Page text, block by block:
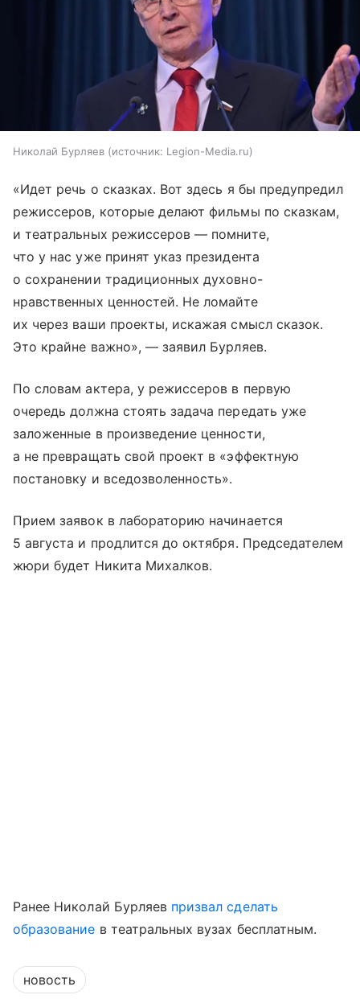
Николай Бурляев источник: Legion-Media.ru
«Идет речь о сказках. Вот здесь я бы предупредил
режиссеров, которые делают фильмы по сказкам,
и театральных режиссеров — помните,
что у нас уже принят указ президента
о сохранении традиционных духовно-
нравственных ценностей. Не ломайте
их через ваши проекты, искажая смысл сказок.
Это крайне важно», — заявил Бурляев.
По словам актера, у режиссеров в первую
очередь должна стоять задача передать уже
заложенные в произведение ценности,
а не превращать свой проект в «эффектную
постановку и вседозволенность».
Прием заявок в лабораторию начинается
5 августа и продлится до октября. Председателем
жюри будет Никита Михалков.
Ранее Николай Бурляев призвал сделать
образование в театральных вузах бесплатным.
новость